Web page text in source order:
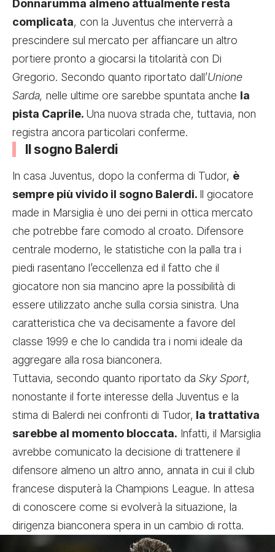
Donnarumma almeno attualmente resta
complicata, con la Juventus che interverrà a
prescindere sul mercato per affiancare un altro
portiere pronto a giocarsi la titolarità con Di
Gregorio. Secondo quanto riportato dall’Unione
Sarda, nelle ultime ore sarebbe spuntata anche la
pista Caprile. Una nuova strada che, tuttavia, non
registra ancora particolari conferme.
Il sogno Balerdi
In casa Juventus, dopo la conferma di Tudor, è
sempre più vivido il sogno Balerdi. Il giocatore
made in Marsiglia è uno dei perni in ottica mercato
che potrebbe fare comodo al croato. Difensore
centrale moderno, le statistiche con la palla tra i
piedi rasentano l’eccellenza ed il fatto che il
giocatore non sia mancino apre la possibilità di
essere utilizzato anche sulla corsia sinistra. Una
caratteristica che va decisamente a favore del
classe 1999 e che lo candida tra i nomi ideale da
aggregare alla rosa bianconera.
Tuttavia, secondo quanto riportato da Sky Sport,
nonostante il forte interesse della Juventus e la
stima di Balerdi nei confronti di Tudor, la trattativa
sarebbe al momento bloccata. Infatti, il Marsiglia
avrebbe comunicato la decisione di trattenere il
difensore almeno un altro anno, annata in cui il club
francese disputerà la Champions League. In attesa
di conoscere come si evolverà la situazione, la
dirigenza bianconera spera in un cambio di rotta.